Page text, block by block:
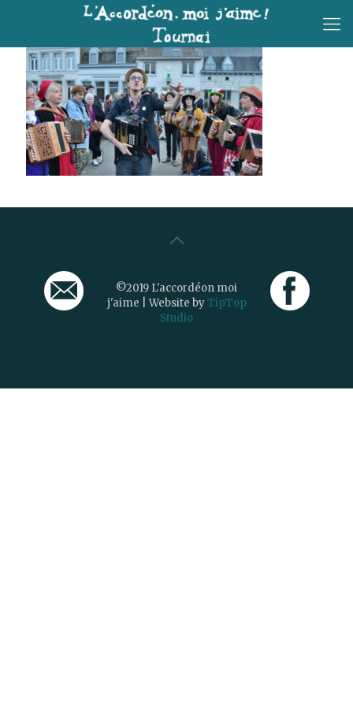
©2019 L'accordéon moi
j'aime | Website byTipTop
Studio